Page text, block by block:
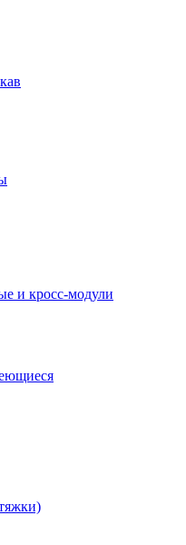
и кросс-модули